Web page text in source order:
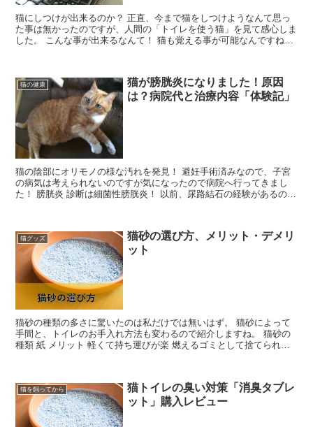
猫にしつけが出来るのか？ 正直、今まで猫をしつけようなんて思っ
た事は無かったのですが、人間の「トイレを使う猫」を見て感心しま
した。 こんな事が出来るなんて！ 猫も覚える事が可能なんですね。
猫の健康
猫が膀胱炎になりました！原因
は？病院代と治療内容「体験記」
猫の陰部にオリモノの様な汚れを発見！ 避妊手術済みなので、子宮
の病気は考えられないのですが気になったので病院へ行ってきまし
た！ 膀胱炎 診断は細菌性膀胱炎！ 以前、尿路結石の経験があるの
猫グッズ
猫砂の選び方、メリット・デメリ
ット
猫砂の種類の多さに驚いたのは私だけでは無いはず。 猫砂によって
手間と、トイレのお手入れ方法も変わるので紹介しますね。 猫砂の
種類 紙 メリット 軽くて持ち運びが楽 燃えるゴミとして捨てられる
猫を飼ってから
猫トイレの臭い対策「消臭タブレ
ット」購入レビュー